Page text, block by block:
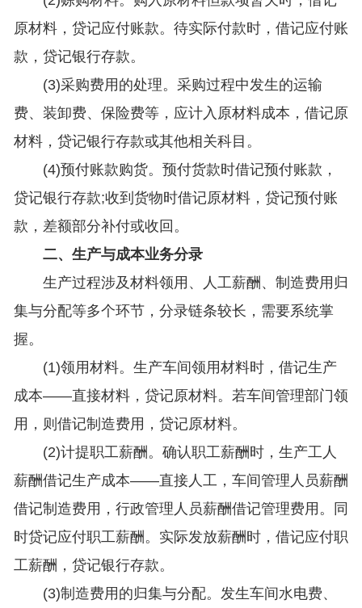
原材料，贷记应付账款。待实际付款时，借记应付账
款，贷记银行存款。
(3)采购费用的处理。采购过程中发生的运输
费、装卸费、保险费等，应计入原材料成本，借记原
材料，贷记银行存款或其他相关科目。
(4)预付账款购货。预付货款时借记预付账款，
贷记银行存款;收到货物时借记原材料，贷记预付账
款，差额部分补付或收回。
二、生产与成本业务分录
生产过程涉及材料领用、人工薪酬、制造费用归
集与分配等多个环节，分录链条较长，需要系统掌
握。
(1)领用材料。生产车间领用材料时，借记生产
成本——直接材料，贷记原材料。若车间管理部门领
用，则借记制造费用，贷记原材料。
(2)计提职工薪酬。确认职工薪酬时，生产工人
薪酬借记生产成本——直接人工，车间管理人员薪酬
借记制造费用，行政管理人员薪酬借记管理费用。同
时贷记应付职工薪酬。实际发放薪酬时，借记应付职
工薪酬，贷记银行存款。
(3)制造费用的归集与分配。发生车间水电费、